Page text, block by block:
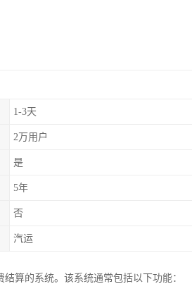
1-3天
2万用户
是
5年
否
汽运
算的系统。该系统通常包括以下功能：